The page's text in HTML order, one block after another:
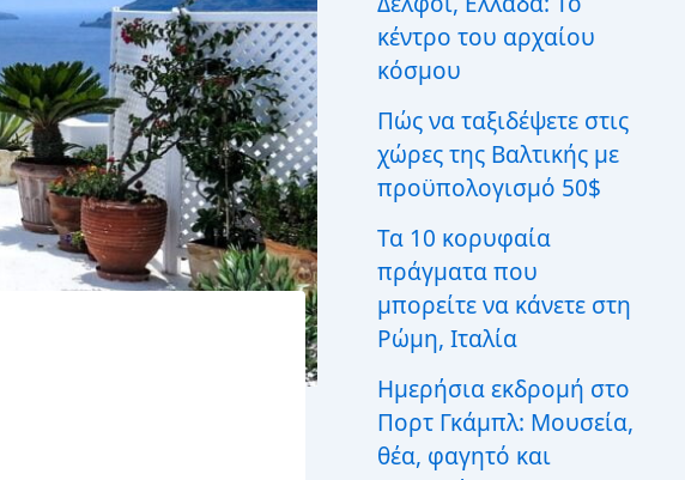
ι
α
κέντρο του αρχαίου
κόσμου
Πώς να ταξιδέψετε στις
χώρες της Βαλτικής με
προϋπολογισμό 50$
Τα 10 κορυφαία
πράγματα που
μπορείτε να κάνετε στη
Ρώμη, Ιταλία
Ημερήσια εκδρομή στο
Πορτ Γκάμπλ: Μουσεία,
θέα, φαγητό και